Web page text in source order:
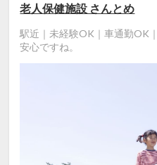
老人保健施設 さんとめ
駅近｜未経験OK｜車通勤OK
安心ですね。